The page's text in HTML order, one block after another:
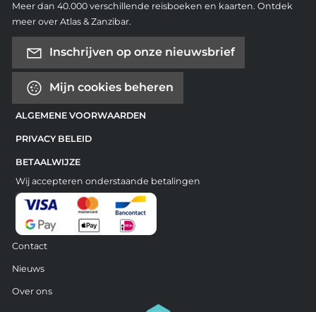
Meer dan 40.000 verschillende reisboeken en kaarten. Ontdek
meer over Atlas & Zanzibar.
Inschrijven op onze nieuwsbrief
Mijn cookies beheren
ALGEMENE VOORWAARDEN
PRIVACY BELEID
BETAALWIJZE
Wij accepteren onderstaande betalingen
Contact
Nieuws
Over ons